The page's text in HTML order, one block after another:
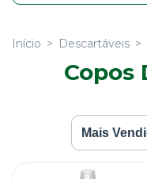
Início > Descartáveis >
Copos